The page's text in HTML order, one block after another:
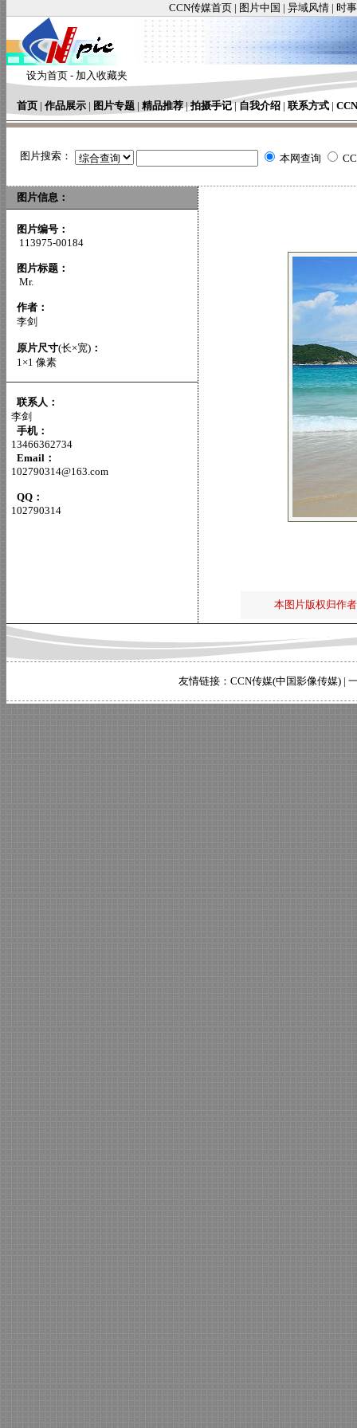
CCN传媒首页 | 图片中国 | 异域风情 | 时
设为首页 - 加入收藏夹
首页 | 作品展示 | 图片专题 | 精品推荐|拍摄手记|自我介绍 | 联系方式 |
图片搜索： 本网查询
图片信息：
图片编号：
113975-00184
图片标题：
Mr.
作者：
李剑
原片尺寸(长×宽) ：
1×1 像素
联系人：
李剑
手机：
13466362734
Email：
102790314@163.com
QQ：
102790314
本图片版权归作
友情链接： CCN传媒(中国影像传媒) |